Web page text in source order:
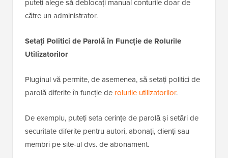
puteți alege să deblocați manual conturile doar de
către un administrator.
Setați Politici de Parolă în Funcție de Rolurile
Utilizatorilor
Pluginul vă permite, de asemenea, să setați politici de
parolă diferite în funcție de rolurile utilizatorilor.
De exemplu, puteți seta cerințe de parolă și setări de
securitate diferite pentru autori, abonați, clienți sau
membri pe site-ul dvs. de abonament.